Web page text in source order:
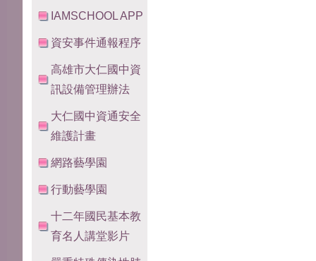
IAMSCHOOL APP
資安事件通報程序
高雄市大仁國中資
訊設備管理辦法
大仁國中資通安全
維護計畫
網路藝學園
行動藝學園
十二年國民基本教
育名人講堂影片